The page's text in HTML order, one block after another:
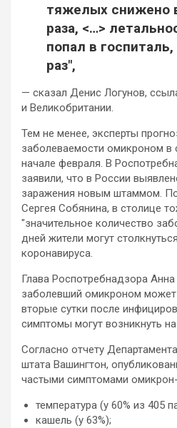
тяжелых снижено
раза, <…>
попал в
раз",
— сказал Денис Логунов,
и Великобритании.
Тем не менее, эксперты
заболеваемости омикроном в
начале февраля. В
заявили, что в России
заражения новым штаммом.
Сергея Собянина, в столице
"значительное количество
дней жители могут
коронавируса.
Глава Роспотребнадзора
заболевший омикроном
вторые сутки после
симптомы могут возникнуть
Согласно отчету
штата Вашингтон,
частыми симптомами
температура (у 60% из 405
кашель (у 63%);